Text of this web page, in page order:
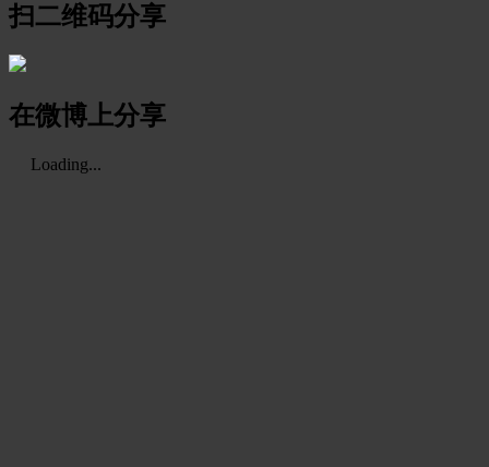
扫二维码分享
在微博上分享
Loading...